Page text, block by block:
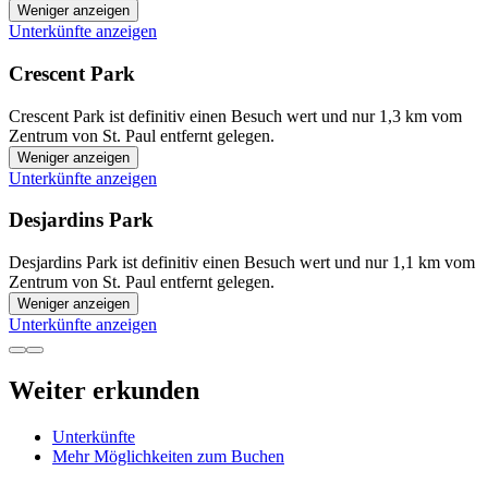
Weniger anzeigen
Unterkünfte anzeigen
Crescent Park
Crescent Park ist definitiv einen Besuch wert und nur 1,3 km vom
Zentrum von St. Paul entfernt gelegen.
Weniger anzeigen
Unterkünfte anzeigen
Desjardins Park
Desjardins Park ist definitiv einen Besuch wert und nur 1,1 km vom
Zentrum von St. Paul entfernt gelegen.
Weniger anzeigen
Unterkünfte anzeigen
Weiter erkunden
Unterkünfte
Mehr Möglichkeiten zum Buchen